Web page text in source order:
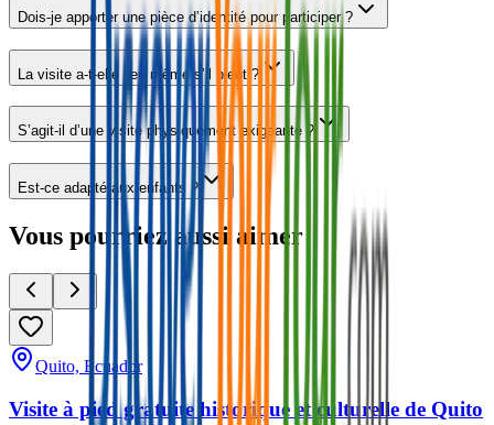
Dois-je apporter une pièce d’identité pour participer ?
La visite a-t-elle lieu même s’il pleut ?
S’agit-il d’une visite physiquement exigeante ?
Est-ce adapté aux enfants ?
Vous pourriez aussi aimer
Quito, Ecuador
Visite à pied gratuite historique et culturelle de Quito